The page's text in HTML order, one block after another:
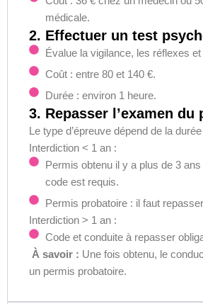
médicale.
2. Effectuer un test
Évalue la vigilance, les réflexes
Coût : entre 80 et 140 €.
Durée : environ 1 heure.
3. Repasser l’examen du
Le type d’épreuve dépend de la
Interdiction < 1 an :
Permis obtenu il y a plus de 3
code est requis.
Permis probatoire : il faut
Interdiction > 1 an :
Code et conduite à repasser
À savoir : Une fois obtenu, le
un permis probatoire.